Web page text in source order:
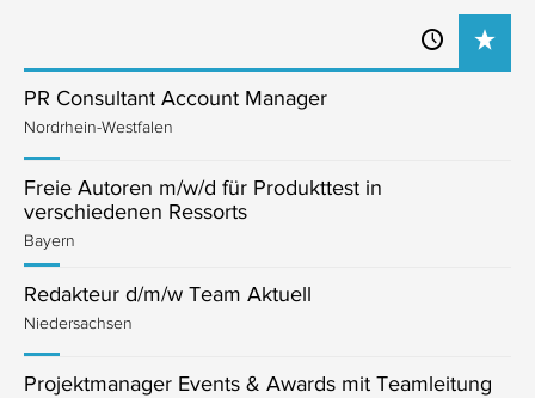
PR Consultant Account Manager
Nordrhein-Westfalen
Freie Autoren m/w/d für Produkttest in
verschiedenen Ressorts
Bayern
Redakteur d/m/w Team Aktuell
Niedersachsen
Projektmanager Events & Awards mit Teamleitung